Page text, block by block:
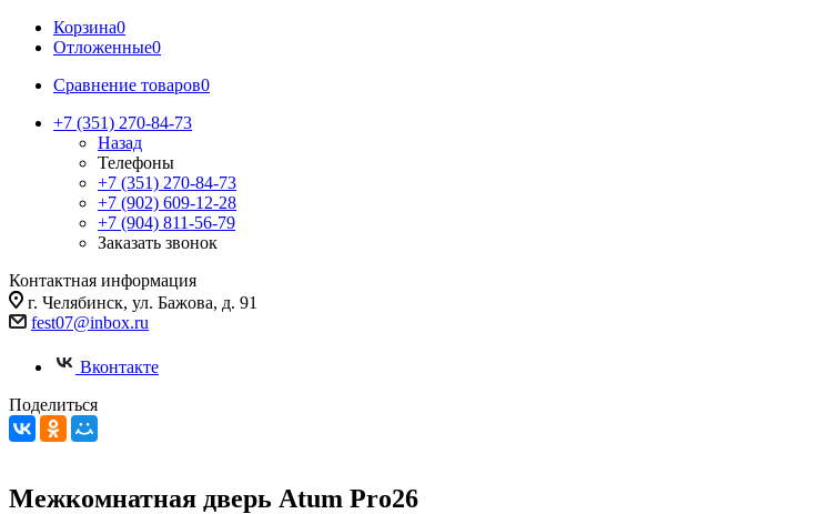
Корзина0
Отложенные0
Сравнение товаров0
+7 (351) 270-84-73
Назад
Телефоны
+7 (351) 270-84-73
+7 (902) 609-12-28
+7 (904) 811-56-79
Заказать звонок
Контактная информация
г. Челябинск, ул. Бажова, д. 91
fest07@inbox.ru
Вконтакте
Поделиться
Межкомнатная дверь Atum Pro26